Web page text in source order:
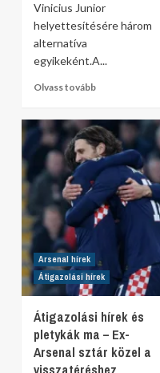
Vinicius Junior
helyettesítésére három
alternatíva
egyikeként.A...
Olvass tovább
Arsenal hírek
Átigazolási hírek
Átigazolási hírek és
pletykák ma – Ex-
Arsenal sztár közel a